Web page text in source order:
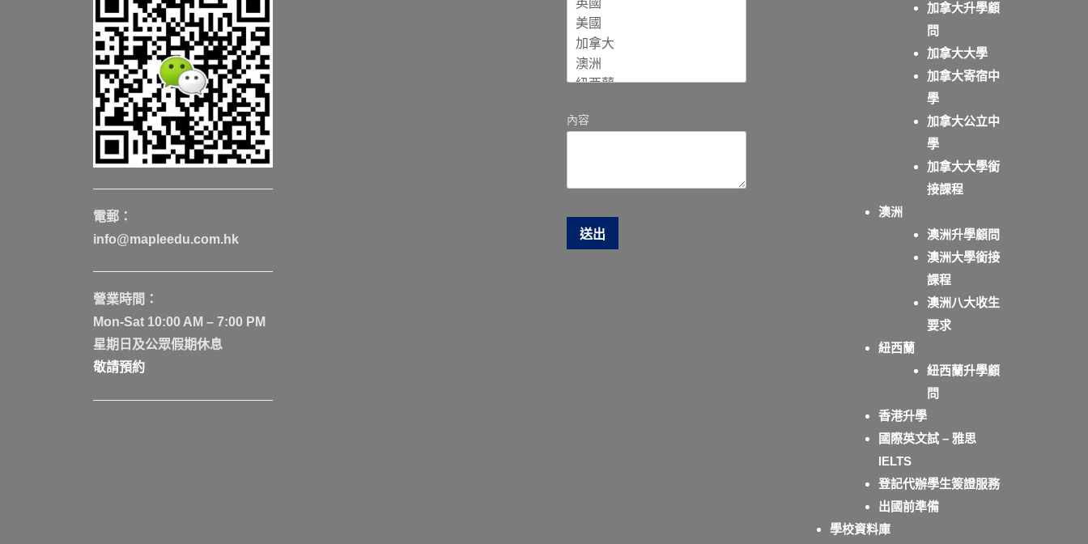
電郵：
info@mapleedu.com.hk
營業時間：
Mon-Sat 10:00 AM – 7:00 PM
星期日及公眾假期休息
敬請預約
內容
加拿大升學顧
問
加拿大大學
加拿大寄宿中
學
加拿大公立中
學
加拿大大學銜
接課程
澳洲
澳洲升學顧問
澳洲大學銜接
課程
澳洲八大收生
要求
紐西蘭
紐西蘭升學顧
問
香港升學
國際英文試 – 雅思
IELTS
登記代辦學生簽證服務
出國前準備
學校資料庫